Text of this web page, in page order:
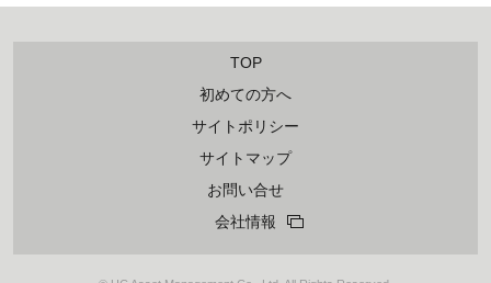
TOP
初めての方へ
サイトポリシー
サイトマップ
お問い合せ
会社情報